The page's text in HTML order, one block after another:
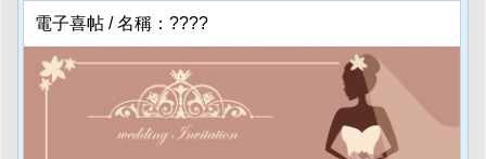
電子喜帖 / 名稱：????